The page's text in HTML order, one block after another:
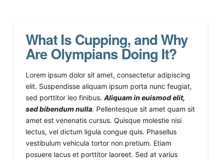
What Is Cupping, and Why
Are Olympians Doing It?
L orem ipsum dolor sit amet, consectetur adipiscing
elit. Suspendisse aliquam ipsum porta nunc feugiat,
sed porttitor leo finibus. Aliquam in euismod elit,
sed bibendum nulla. Pellentesque sit amet quam sit
amet est venenatis cursus. Quisque molestie nisi
lectus, vel dictum ligula congue quis. Phasellus
vestibulum vehicula tortor non pretium. Etiam
posuere lacus et porttitor laoreet. Sed at varius